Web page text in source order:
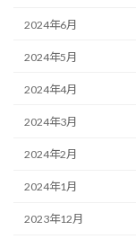
2024年6月
2024年5月
2024年4月
2024年3月
2024年2月
2024年1月
2023年12月